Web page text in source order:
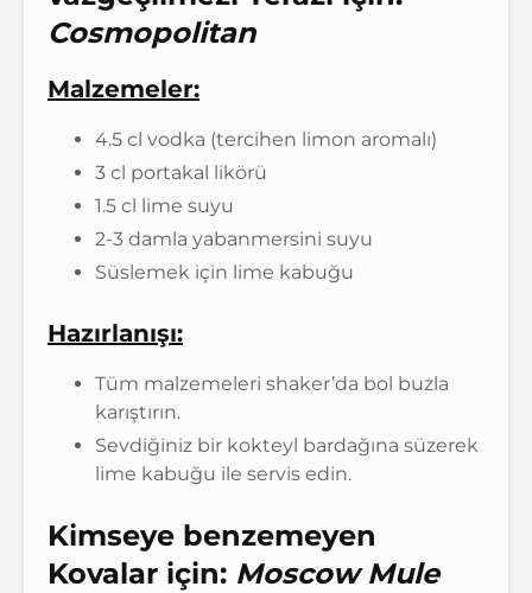
Cosmopolitan
Malzemeler:
4.5 cl vodka (tercihen limon aromalı)
3 cl portakal likörü
1.5 cl lime suyu
2-3 damla yabanmersini suyu
Süslemek için lime kabuğu
Hazırlanışı:
Tüm malzemeleri shaker’da bol buzla
karıştırın.
Sevdiğiniz bir kokteyl bardağına süzerek
lime kabuğu ile servis edin.
Kimseye benzemeyen
Kovalar için: Moscow Mule